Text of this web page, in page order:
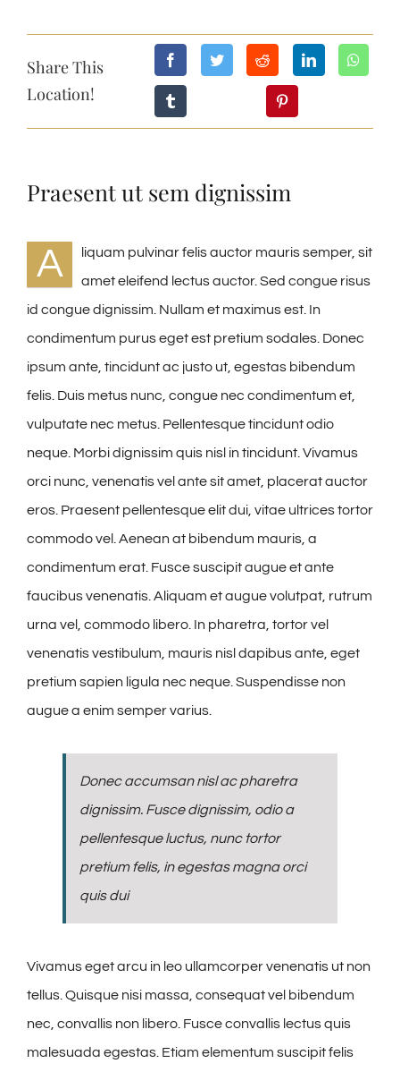
NEWS ED EVENTI
Share This
Location!
Praesent ut sem dignissim
A
liquam pulvinar felis auctor mauris semper, sit
amet eleifend lectus auctor. Sed congue risus
id congue dignissim. Nullam et maximus est. In
condimentum purus eget est pretium sodales. Donec
ipsum ante, tincidunt ac justo ut, egestas bibendum
felis. Duis metus nunc, congue nec condimentum et,
vulputate nec metus. Pellentesque tincidunt odio
neque. Morbi dignissim quis nisl in tincidunt. Vivamus
orci nunc, venenatis vel ante sit amet, placerat auctor
eros. Praesent pellentesque elit dui, vitae ultrices tortor
commodo vel. Aenean at bibendum mauris, a
condimentum erat. Fusce suscipit augue et ante
faucibus venenatis. Aliquam et augue volutpat, rutrum
urna vel, commodo libero. In pharetra, tortor vel
venenatis vestibulum, mauris nisl dapibus ante, eget
pretium sapien ligula nec neque. Suspendisse non
augue a enim semper varius.
Donec accumsan nisl ac pharetra
dignissim. Fusce dignissim, odio a
pellentesque luctus, nunc tortor
pretium felis, in egestas magna orci
quis dui
Vivamus eget arcu in leo ullamcorper venenatis ut non
tellus. Quisque nisi massa, consequat vel bibendum
nec, convallis non libero. Fusce convallis lectus quis
malesuada egestas. Etiam elementum suscipit felis